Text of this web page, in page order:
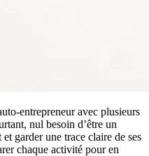
entrepreneur avec plusieurs
nul besoin d’être un
garder une trace claire de ses
chaque activité pour en